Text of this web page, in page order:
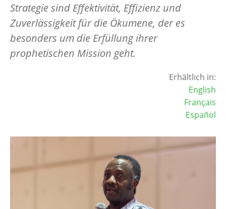
Strategie sind Effektivität, Effizienz und
Zuverlässigkeit für die Ökumene, der es
besonders um die Erfüllung ihrer
prophetischen Mission geht.
Erhältlich in:
English
Français
Español